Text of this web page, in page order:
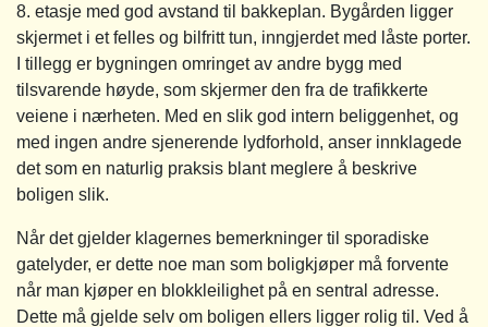
8. etasje med god avstand til bakkeplan. Bygården ligger
skjermet i et felles og bilfritt tun, inngjerdet med låste porter.
I tillegg er bygningen omringet av andre bygg med
tilsvarende høyde, som skjermer den fra de trafikkerte
veiene i nærheten. Med en slik god intern beliggenhet, og
med ingen andre sjenerende lydforhold, anser innklagede
det som en naturlig praksis blant meglere å beskrive
boligen slik.
Når det gjelder klagernes bemerkninger til sporadiske
gatelyder, er dette noe man som boligkjøper må forvente
når man kjøper en blokkleilighet på en sentral adresse.
Dette må gjelde selv om boligen ellers ligger rolig til. Ved å